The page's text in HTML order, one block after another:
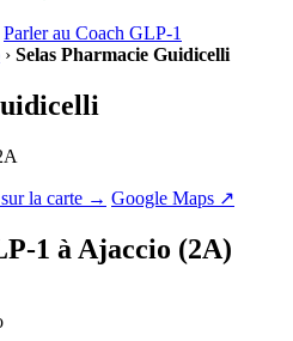
Parler au Coach GLP-1
› Selas Pharmacie Guidicelli
la carte → Google Maps ↗
1 à Ajaccio (2A)